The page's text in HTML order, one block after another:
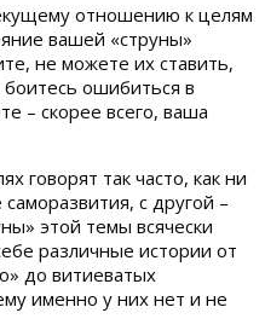
отношению к целям
вашей «струны»
не можете их ставить,
ошибиться в
– скорее всего, ваша
говорят так часто, как ни
с другой –
этой темы всячески
различные истории от
до витиеватых
именно у них нет и не